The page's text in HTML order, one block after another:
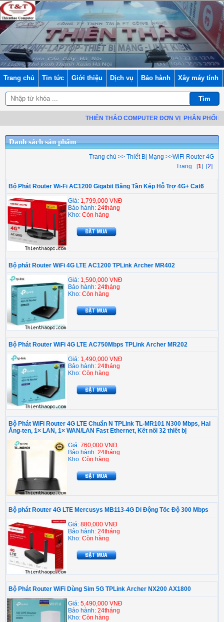
Trang chủ Tin tức Giới thiệu Dịch vụ Bảo hành Xây máy tính
THIÊN THẢO COMPUTER ĐƠN VỊ PHÂN PHỐI
Danh sách sản phẩm
Trang chủ >> Thiết Bị Mạng >>WiFi Router 4G
Trang: [1] [2]
Bộ Phát Router Wi-Fi AC1200 Gigabit Băng Tần Kép Hỗ Trợ 4G+ Cat6
Giá: 1,799,000 VNĐ
Bảo hành: 24tháng
Kho: Còn hàng
Bộ phát Router WiFi 4G LTE AC1200 TPLink Archer MR402
Giá: 1,590,000 VNĐ
Bảo hành: 24tháng
Kho: Còn hàng
Bộ Phát Router WiFi 4G LTE AC750Mbps TPLink Archer MR202
Giá: 1,490,000 VNĐ
Bảo hành: 24tháng
Kho: Còn hàng
Bộ Phát WiFi Router 4G LTE Chuẩn N TPLink TL-MR101 N300 Mbps, Hai
Ăng-ten, 1× LAN, 1× WAN/LAN Fast Ethernet, Kết nối 32 thiết bị
Giá: 760,000 VNĐ
Bảo hành: 24tháng
Kho: Còn hàng
Bộ phát Router 4G LTE Mercusys MB113-4G Di Động Tốc Độ 300 Mbps
Giá: 880,000 VNĐ
Bảo hành: 24tháng
Kho: Còn hàng
Bộ Phát Router WiFi Dùng Sim 5G TPLink Archer NX200 AX1800
Giá: 5,490,000 VNĐ
Bảo hành: 24tháng
Kho: Còn hàng